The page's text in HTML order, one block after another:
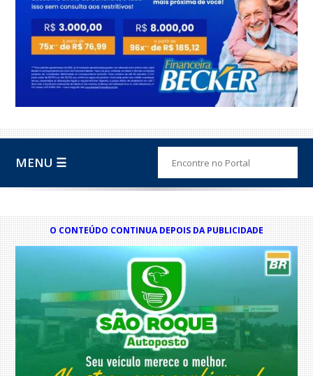
MENU ☰
O CONTEÚDO CONTINUA DEPOIS DA PUBLICIDADE